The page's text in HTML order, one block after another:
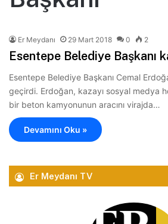
Er Meydanı 29 Mart 2018 0 2
Esentepe Belediye Başkanı
Esentepe Belediye Başkanı Cemal
geçirdi. Erdoğan, kazayı sosyal medya
bir beton kamyonunun aracını virajda…
Devamını Oku »
Er Meydanı TV